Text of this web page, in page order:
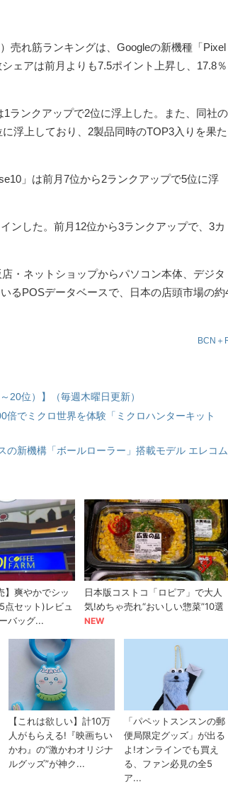
売れ筋ランキングは、Googleの新機種「Pixel
ェアは前月よりも7.5ポイント上昇し、17.8％
ランクアップで2位に浮上した。また、同社の
浮上しており、2製品同時のTOP3入りを果た
」は前月7位から2ランクアップで5位に浮
ンした。前月12位から3ランクアップで、3カ
・ネットショップからパソコン本体、デジタ
るPOSデータベースで、日本の店頭市場の約
BCN＋
20位）】（毎週木曜日更新）
でミクロ世界を体験「ミクロハンターキット
新機構「ボールローラー」搭載モデル エレコム